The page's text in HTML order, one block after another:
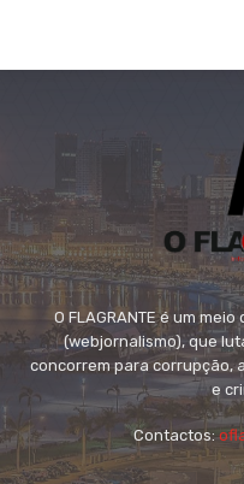
O FLAGRANTE é um
(webjornalismo), que
concorrem para corrupção,
e
Contactos: